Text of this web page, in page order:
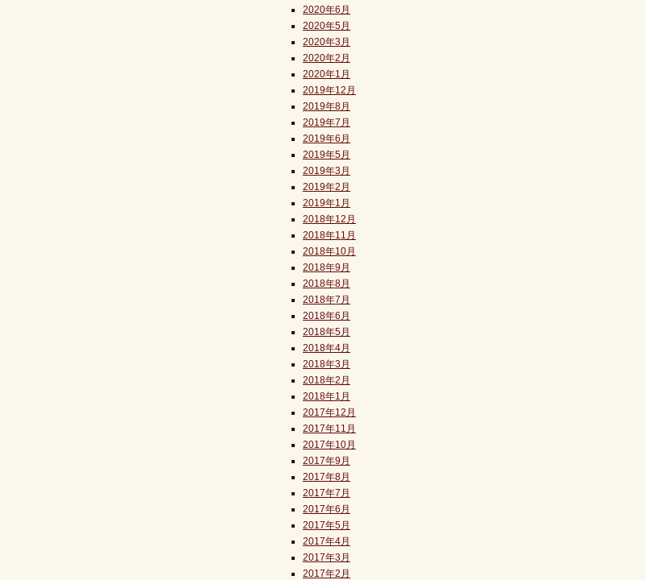
2020年6月
2020年5月
2020年3月
2020年2月
2020年1月
2019年12月
2019年8月
2019年7月
2019年6月
2019年5月
2019年3月
2019年2月
2019年1月
2018年12月
2018年11月
2018年10月
2018年9月
2018年8月
2018年7月
2018年6月
2018年5月
2018年4月
2018年3月
2018年2月
2018年1月
2017年12月
2017年11月
2017年10月
2017年9月
2017年8月
2017年7月
2017年6月
2017年5月
2017年4月
2017年3月
2017年2月